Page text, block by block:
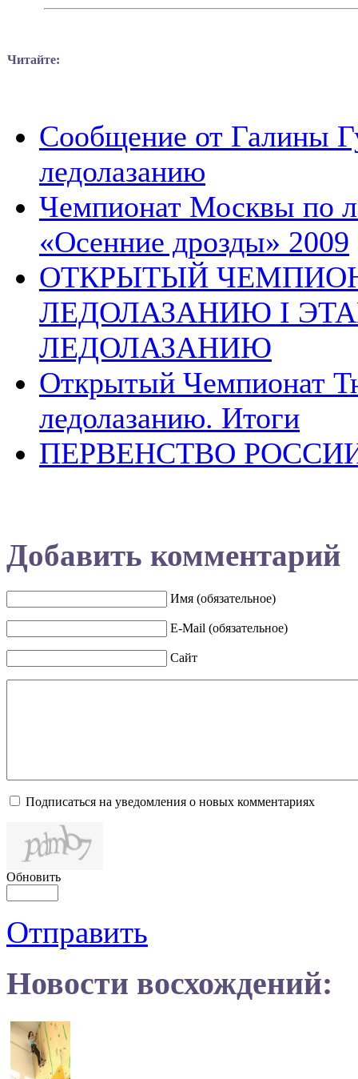
Читайте:
Сообщение от Галины
ледолазанию
Чемпионат Москвы по
«Осенние дрозды» 2009
ОТКРЫТЫЙ
ЛЕДОЛАЗАНИЮ I
ЛЕДОЛАЗАНИЮ
Открытый Чемпионат
ледолазанию. Итоги
ПЕРВЕНСТВО
Добавить комментарий
Имя (обязательное)
E-Mail (обязательное)
Сайт
Подписаться на уведомления о новых комментариях
Обновить
Отправить
Новости восхождений: